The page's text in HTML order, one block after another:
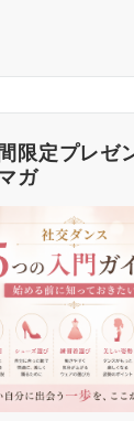
間限定プレ
ガ